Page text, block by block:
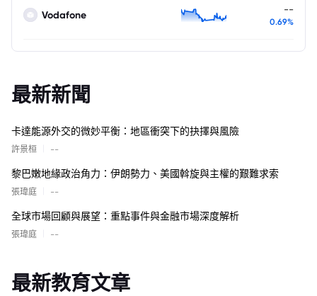
Vodafone --
0.69%
最新新聞
卡達能源外交的微妙平衡：地區衝突下的抉擇與風險
許景桓 --
黎巴嫩地緣政治角力：伊朗勢力、美國斡旋與主權的艱難求索
張瑋庭 --
全球市場回顧與展望：重點事件與金融市場深度解析
張瑋庭 --
最新教育文章